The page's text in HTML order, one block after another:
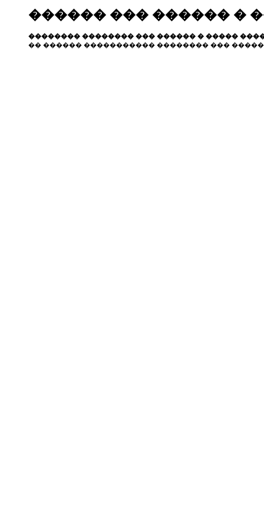
������ ��� ������ �
�������� �������� ��� ������ � �����
�� ������ ����������� �������� ���